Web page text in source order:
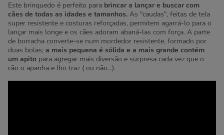
Este brinquedo é perfeito para brincar a lançar e buscar com
cães de todas as idades e tamanhos. As "caudas", feitas de tela
super resistente e costuras reforçadas, permitem agarrá-lo para o
lançar mais longe e os cães adoram abaná-las com força. A parte
de borracha converte-se num mordedor resistente, formado por
duas bolas; a mais pequena é sólida e a mais grande contém
um apito para agregar mais diversão e surpresa cada vez que o
cão o apanha e lho traz ( ou não...).